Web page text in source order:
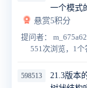
一个模式
悬赏5积分
提问者：
551次浏览，1个
598513
21.3版本